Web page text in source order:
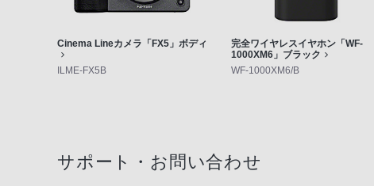
Cinema Lineカメラ「FX5」ボディ
ILME-FX5B
完全ワイヤレスイヤホン「WF-
1000XM6」ブラック
WF-1000XM6/B
サポート・お問い合わせ